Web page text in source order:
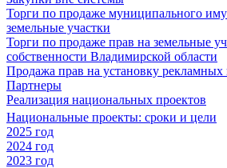
Торги по продаже муниципального
земельные участки
Торги по продаже прав на земельные
собственности Владимирской области
Продажа прав на установку рекламных
Партнеры
Реализация национальных проектов
Национальные проекты: сроки и цели
2025 год
2024 год
2023 год